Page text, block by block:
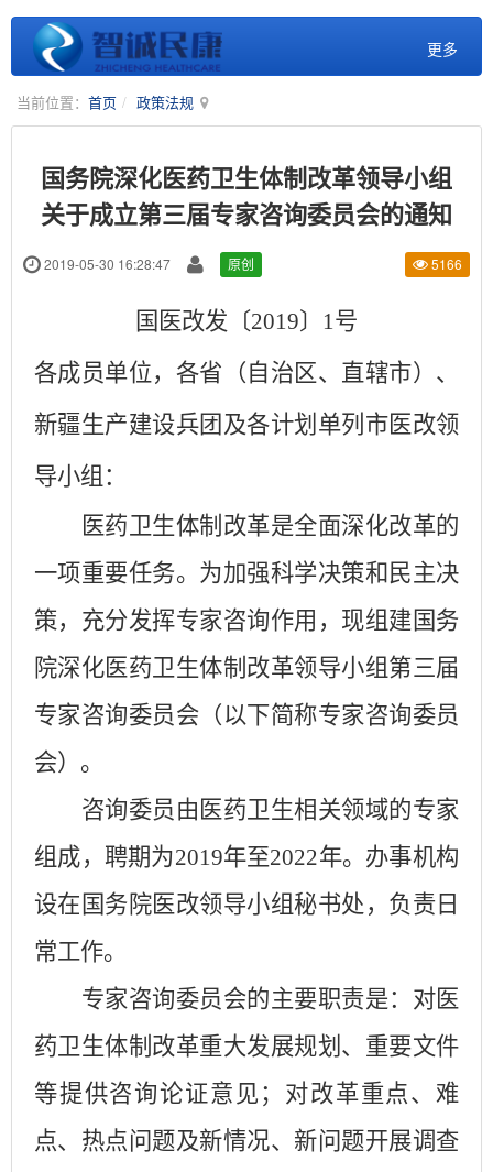
更多
当前位置： 首页 政策法规
国务院深化医药卫生体制改革领导小组
关于成立第三届专家咨询委员会的通知
2019-05-30 16:28:47 原创 5166
国医改发〔2019〕1号
各成员单位，各省（自治区、直辖市）、
新疆生产建设兵团及各计划单列市医改领
导小组：
医药卫生体制改革是全面深化改革的
一项重要任务。为加强科学决策和民主决
策，充分发挥专家咨询作用，现组建国务
院深化医药卫生体制改革领导小组第三届
专家咨询委员会（以下简称专家咨询委员
会）。
咨询委员由医药卫生相关领域的专家
组成， 聘期为2019年至2022年。办事机构
设在国务院医改领导小组秘书处，负责日
常工作。
专家咨询委员会的主要职责是：对医
药卫生体制改革重大发展规划、重要文件
等提供咨询论证意见；对改革重点、难
点、热点问题及新情况、新问题开展调查